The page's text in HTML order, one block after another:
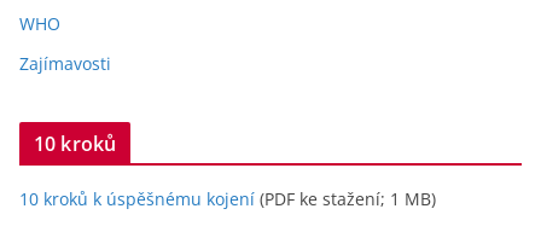
WHO
Zajímavosti
10 kroků
10 kroků k úspěšnému kojení (PDF ke stažení; 1 MB)